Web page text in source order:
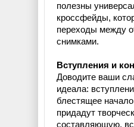
полезны
кроссфейды,
переходы между
снимками.
Вступления и
Доводите ваши
идеала:
блестящее
придадут
составляющую,